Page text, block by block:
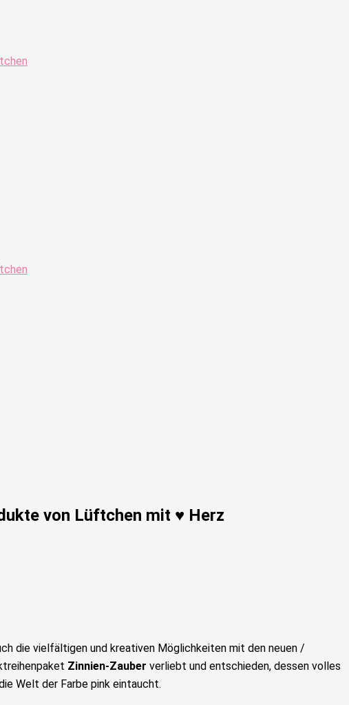
von Lüftchen mit ♥ Herz
die vielfältigen und kreativen Möglichkeiten mit den neuen /
Zinnien-Zauber verliebt und entschieden, dessen volles
Welt der Farbe pink eintaucht.